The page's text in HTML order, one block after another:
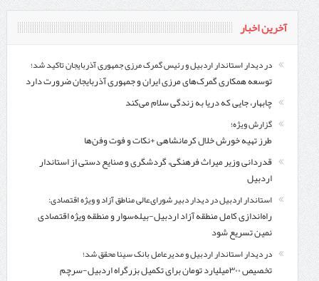
آخرین اخبار
در دیدار استاندار اردبیل و رئیس گمرک مرزی جمهوری آذربایجان تاکید شد؛
توسعه همکاری گمرک‌های مرزی ایران و جمهوری آذربایجان ضرورت دارد
چابهار، جایی که دریا به زندگی سلام می‌کند
گزارش ویژه؛
طرز تهیه خورش خلال کرمانشاهی +نکات و فوت وفن‌ها
قدردانی وزیر میراث فرهنگی، گردشگری و صنایع دستی از استاندار
اردبیل
استاندار اردبیل در دیدار دبیر شورای‌عالی مناطق آزاد و ویژه اقتصادی:
راه‌اندازی کامل منطقه آزاد اردبیل-بیله‌سوار و منطقه ویژه اقتصادی
نمین تسریع شود
در دیدار استاندار اردبیل و مدیرعامل بانک سینا محقق شد؛
تخصیص ۳۰۰میلیارد تومان برای تکمیل بزرگراه اردبیل-سرچم